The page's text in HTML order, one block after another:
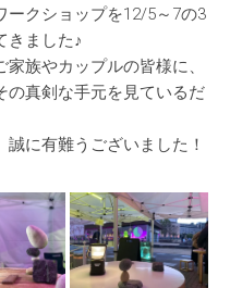
ークショップを12/5～7の3
きました♪
族やカップルの皆様に、
の真剣な手元を見ているだ
に有難うございました！